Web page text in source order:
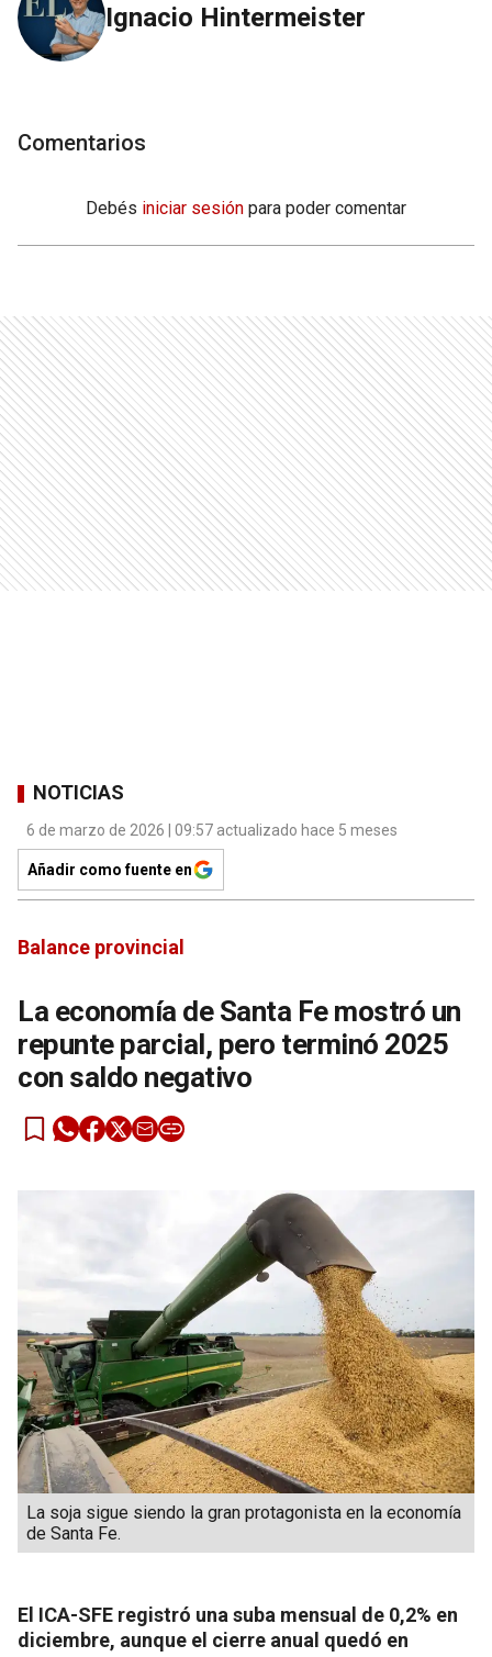
Ignacio Hintermeister
Comentarios
Debés iniciar sesión para poder comentar
NOTICIAS
6 de marzo de 2026 | 09:57 actualizado hace 5 meses
Añadir como fuente en
Balance provincial
La economía de Santa Fe mostró un
repunte parcial, pero terminó 2025
con saldo negativo
La soja sigue siendo la gran protagonista en la economía
de Santa Fe.
El ICA-SFE registró una suba mensual de 0,2% en
diciembre, aunque el cierre anual quedó en